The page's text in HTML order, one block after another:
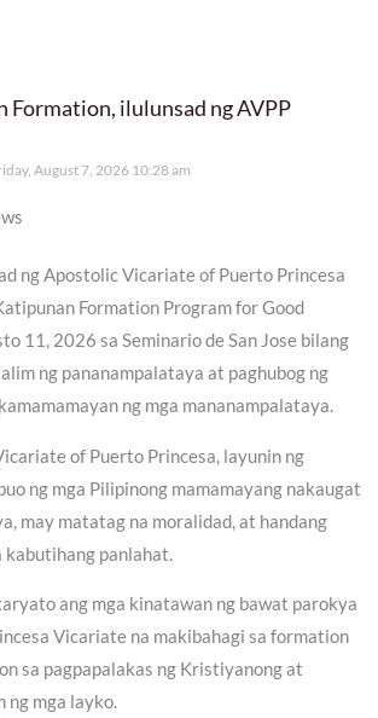
Formation, ilulunsad ng AVPP
August 7, 2026 10:28 am
ng Apostolic Vicariate of Puerto Princesa
Formation Program for Good
11, 2026 sa Seminario de San Jose bilang
ng pananampalataya at paghubog ng
ng mga mananampalataya.
of Puerto Princesa, layunin ng
ng mga Pilipinong mamamayang nakaugat
may matatag na moralidad, at handang
kabutihang panlahat.
ang mga kinatawan ng bawat parokya
Vicariate na makibahagi sa formation
sa pagpapalakas ng Kristiyanong at
ng mga layko.